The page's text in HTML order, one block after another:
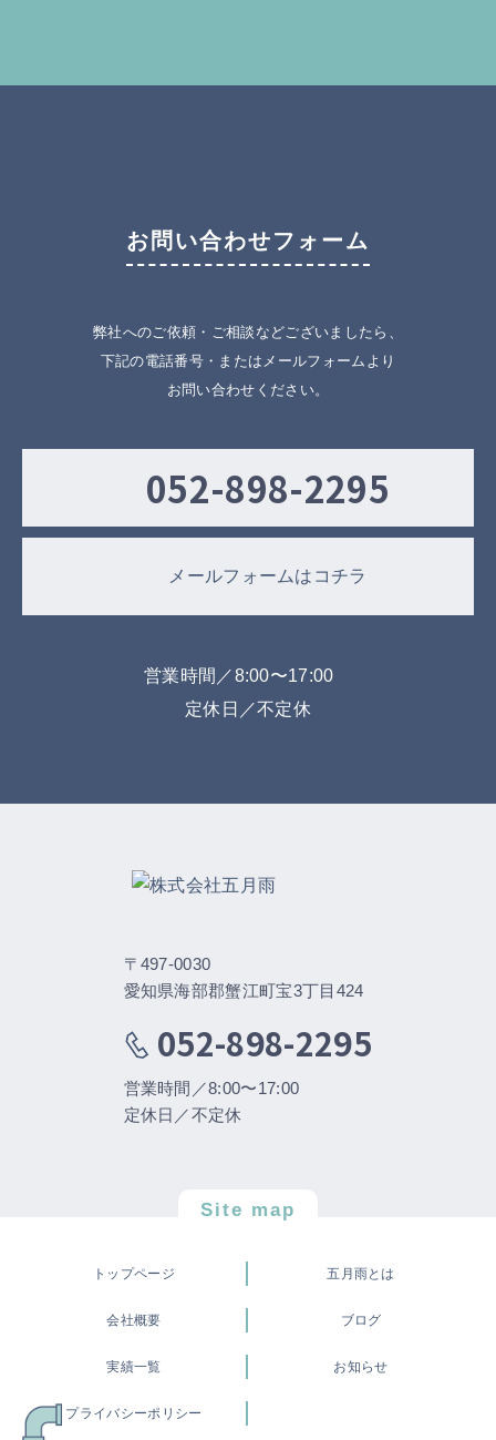
お問い合わせフォーム
弊社へのご依頼・ご相談などございましたら、
下記の電話番号・またはメールフォームより
お問い合わせください。
052-898-2295
メールフォームはコチラ
営業時間／8:00〜17:00
定休日／不定休
〒497-0030
愛知県海部郡蟹江町宝3丁目424
052-898-2295
営業時間／8:00〜17:00
定休日／不定休
Site map
トップページ 五月雨とは
会社概要 ブログ
実績一覧 お知らせ
プライバシーポリシー